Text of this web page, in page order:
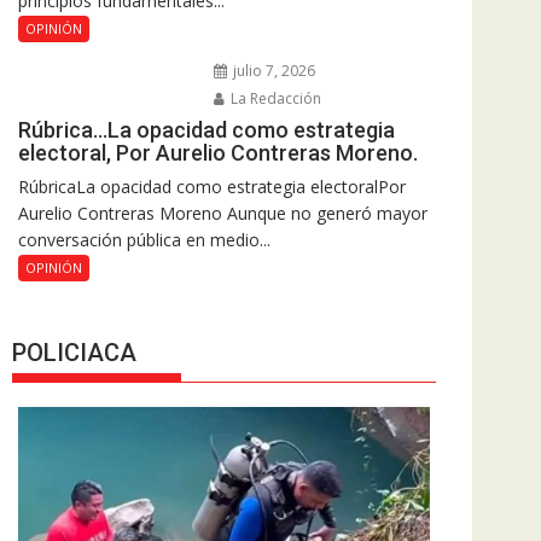
OPINIÓN
julio 7, 2026
La Redacción
Rúbrica…La opacidad como estrategia
electoral, Por Aurelio Contreras Moreno.
RúbricaLa opacidad como estrategia electoralPor
Aurelio Contreras Moreno Aunque no generó mayor
conversación pública en medio...
OPINIÓN
POLICIACA